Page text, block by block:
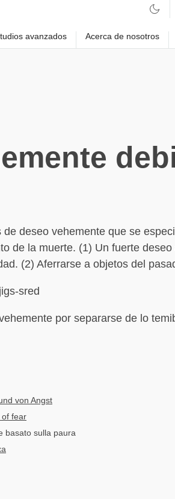
avanzados Acerca de nosotros
de deseo vehemente que se
de la muerte. (1) Un fuerte
(2) Aferrarse a objetos del
sred
por separarse de lo
von Angst
of fear
basato sulla paura